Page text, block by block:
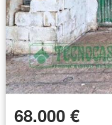
68.000 €